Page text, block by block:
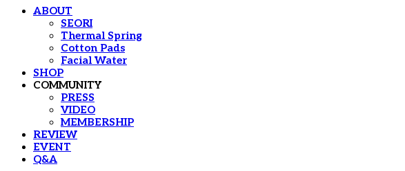
ABOUT
SEORI
Thermal Spring
Cotton Pads
Facial Water
SHOP
COMMUNITY
PRESS
VIDEO
MEMBERSHIP
REVIEW
EVENT
Q&A